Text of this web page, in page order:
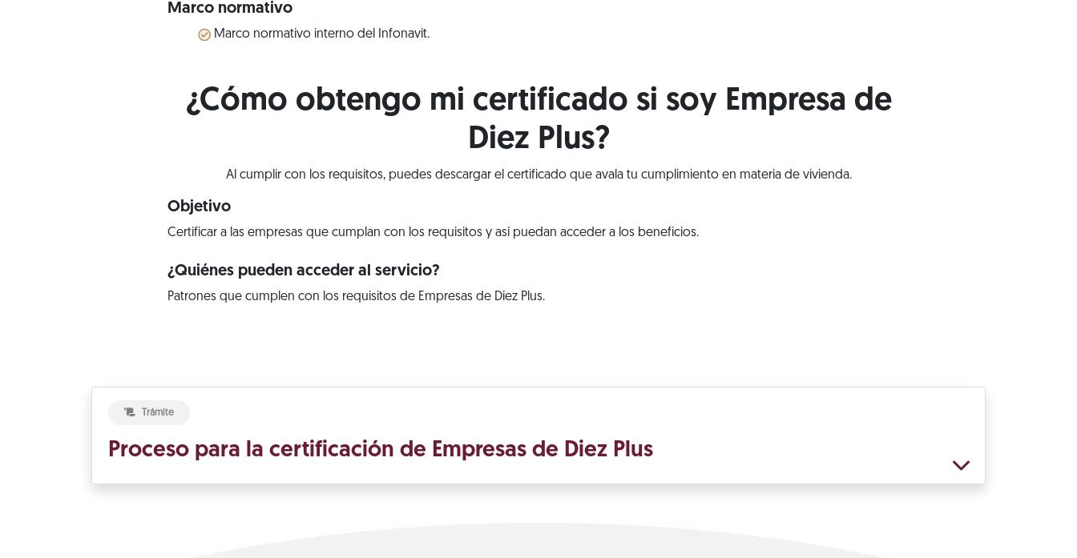
Marco normativo
Marco normativo interno del Infonavit.
¿Cómo obtengo mi certificado si soy Empresa de
Diez Plus?
Al cumplir con los requisitos, puedes descargar el certificado que avala tu cumplimiento en materia de vivienda.
Objetivo
Certificar a las empresas que cumplan con los requisitos y así puedan acceder a los beneficios.
¿Quiénes pueden acceder al servicio?
Patrones que cumplen con los requisitos de Empresas de Diez Plus.
Trámite
Proceso para la certificación de Empresas de Diez Plus